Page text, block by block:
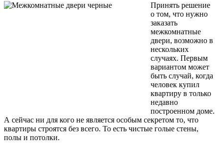
Принять решение
о том, что нужно
заказать
межкомнатные
двери, возможно в
нескольких
случаях. Первым
вариантом может
быть случай, когда
человек купил
квартиру в только
недавно
построенном доме.
А сейчас ни для кого не является особым секретом то, что
квартиры строятся без всего. То есть чистые голые стены,
полы и потолки.